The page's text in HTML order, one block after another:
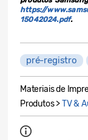
https://
15042024.pdf.
pré-registro
Materiais de
Produtos >TV &